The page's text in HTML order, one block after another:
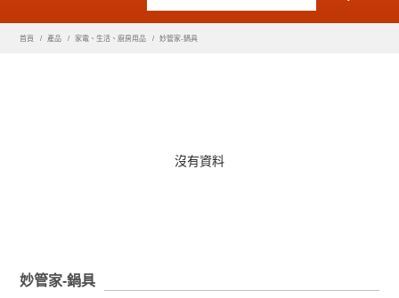
首頁 產品 家電、生活、廚房用品 妙管家-鍋具
沒有資料
妙管家-鍋具